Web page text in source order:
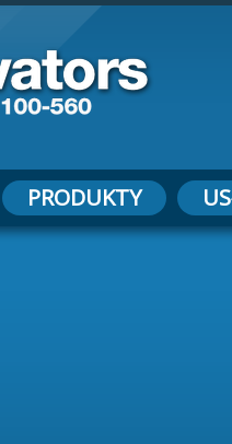
PRODUKTY